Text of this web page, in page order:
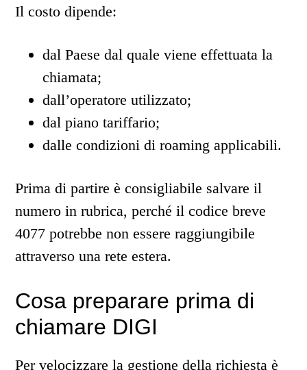
Il costo dipende:
dal Paese dal quale viene effettuata la
chiamata;
dall’operatore utilizzato;
dal piano tariffario;
dalle condizioni di roaming applicabili.
Prima di partire è consigliabile salvare il
numero in rubrica, perché il codice breve
4077 potrebbe non essere raggiungibile
attraverso una rete estera.
Cosa preparare prima di
chiamare DIGI
Per velocizzare la gestione della richiesta è